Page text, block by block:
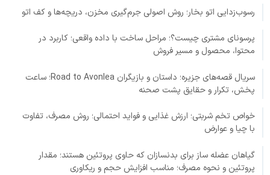
رسوب‌زدایی اتو بخار؛ روش اصولی جرم‌گیری مخزن، دریچه‌ها و کف اتو
پرسونای مشتری چیست؟؛ مراحل ساخت با داده واقعی؛ کاربرد در
محتوا، محصول و مسیر فروش
سریال قصه‌های جزیره؛ داستان و بازیگران Road to Avonlea؛ ساعت
پخش، تکرار و حقایق پشت صحنه
خواص تخم شربتی؛ ارزش غذایی و فواید احتمالی؛ روش مصرف، تفاوت
با چیا و عوارض
گیاهان عضله ساز برای بدنسازان که حاوی پروتئین هستند؛ مقدار
پروتئین و نحوه مصرف؛ مناسب افزایش حجم و ریکاوری